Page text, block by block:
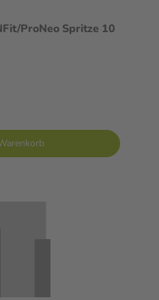
ProNeo Spritze 10